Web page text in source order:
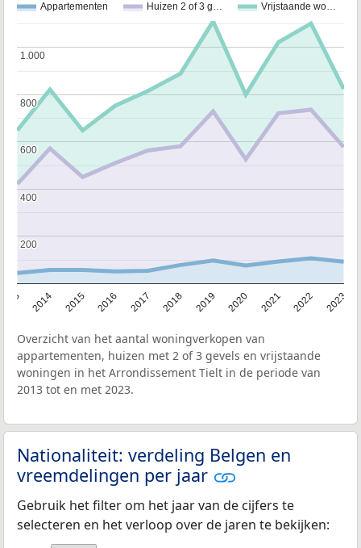
Appartementen Huizen 2 of 3 g… Vrijstaande wo…
2014 2015 2016 2017 2018 2019 2020 2021 2022 2023
200
200
400
400
600
600
800
800
1.000
1.000
Overzicht van het aantal woningverkopen van
appartementen, huizen met 2 of 3 gevels en vrijstaande
woningen in het Arrondissement Tielt in de periode van
2013 tot en met 2023.
Nationaliteit: verdeling Belgen en
vreemdelingen per jaar
Gebruik het filter om het jaar van de cijfers te
selecteren en het verloop over de jaren te bekijken: